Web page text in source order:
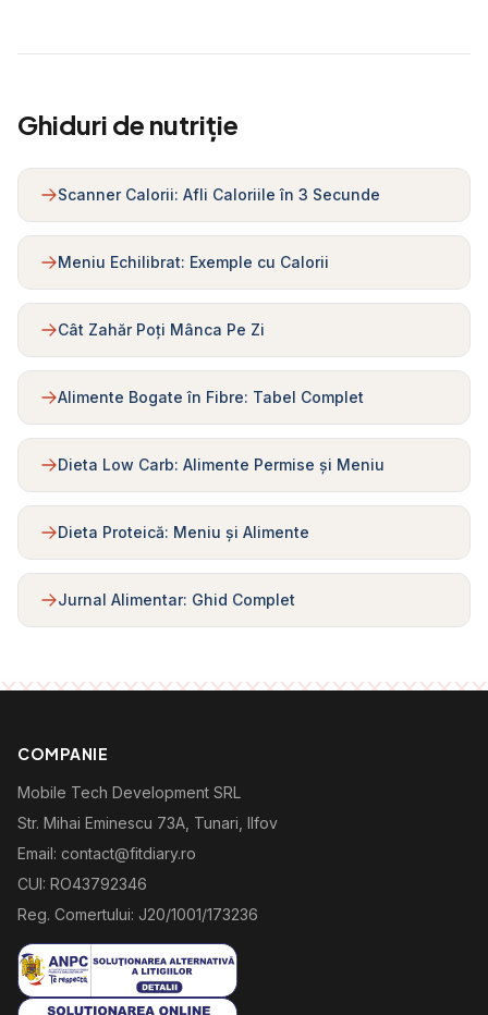
Ghiduri de nutriție
Scanner Calorii: Afli Caloriile în 3 Secunde
Meniu Echilibrat: Exemple cu Calorii
Cât Zahăr Poți Mânca Pe Zi
Alimente Bogate în Fibre: Tabel Complet
Dieta Low Carb: Alimente Permise și Meniu
Dieta Proteică: Meniu și Alimente
Jurnal Alimentar: Ghid Complet
COMPANIE
Mobile Tech Development SRL
Str. Mihai Eminescu 73A, Tunari, Ilfov
Email: contact@fitdiary.ro
CUI: RO43792346
Reg. Comertului: J20/1001/173236